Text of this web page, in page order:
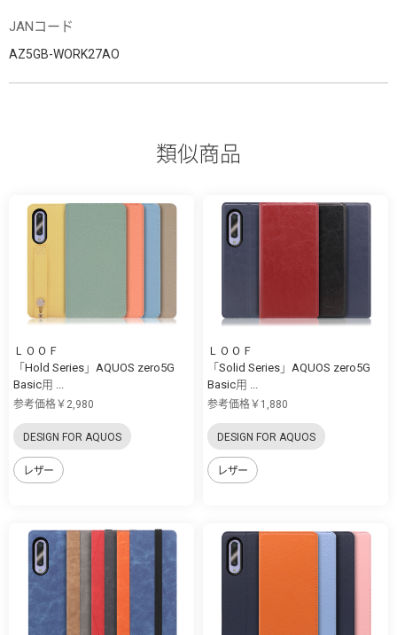
JANコード
AZ5GB-WORK27AO
類似商品
ＬＯＯＦ
「Hold Series」AQUOS zero5G
Basic用 ...
参考価格￥2,980
DESIGN FOR AQUOS
レザー
ＬＯＯＦ
「Solid Series」AQUOS zero5G
Basic用 ...
参考価格￥1,880
DESIGN FOR AQUOS
レザー